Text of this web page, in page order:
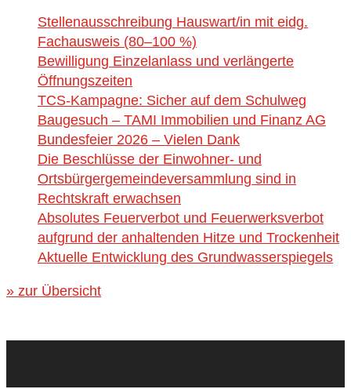
Stellenausschreibung Hauswart/in mit eidg.
Fachausweis (80–100 %)
Bewilligung Einzelanlass und verlängerte
Öffnungszeiten
TCS-Kampagne: Sicher auf dem Schulweg
Baugesuch – TAMI Immobilien und Finanz AG
Bundesfeier 2026 – Vielen Dank
Die Beschlüsse der Einwohner- und
Ortsbürgergemeindeversammlung sind in
Rechtskraft erwachsen
Absolutes Feuerverbot und Feuerwerksverbot
aufgrund der anhaltenden Hitze und Trockenheit
Aktuelle Entwicklung des Grundwasserspiegels
» zur Übersicht